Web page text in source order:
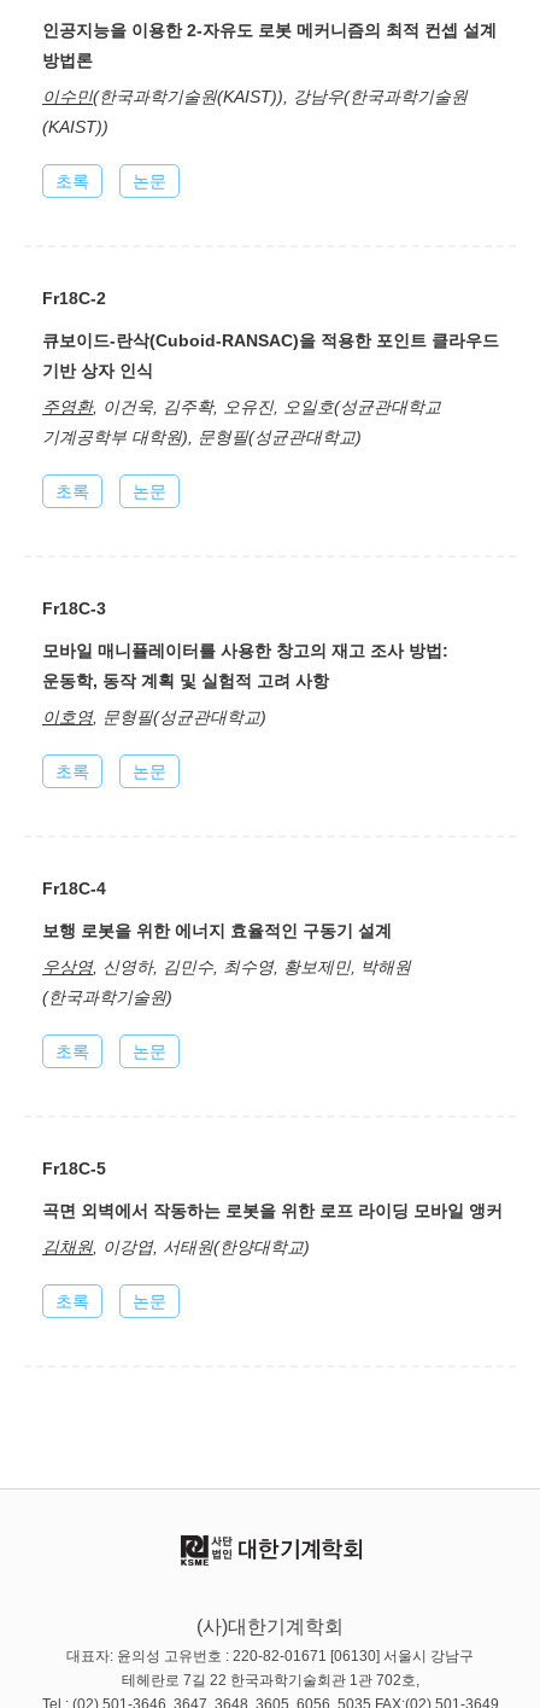
인공지능을 이용한 2-자유도 로봇 메커니즘의 최적 컨셉 설계
방법론
이수민(한국과학기술원(KAIST)), 강남우(한국과학기술원
(KAIST))
초록 논문
Fr18C-2
큐보이드-란삭(Cuboid-RANSAC)을 적용한 포인트 클라우드
기반 상자 인식
주영환, 이건욱, 김주확, 오유진, 오일호(성균관대학교
기계공학부 대학원), 문형필(성균관대학교)
초록 논문
Fr18C-3
모바일 매니퓰레이터를 사용한 창고의 재고 조사 방법:
운동학, 동작 계획 및 실험적 고려 사항
이호영, 문형필(성균관대학교)
초록 논문
Fr18C-4
보행 로봇을 위한 에너지 효율적인 구동기 설계
우상영, 신영하, 김민수, 최수영, 황보제민, 박해원
(한국과학기술원)
초록 논문
Fr18C-5
곡면 외벽에서 작동하는 로봇을 위한 로프 라이딩 모바일 앵커
김채원, 이강엽, 서태원(한양대학교)
초록 논문
(사)대한기계학회
대표자: 윤의성 고유번호 : 220-82-01671 [06130] 서울시 강남구
테헤란로 7길 22 한국과학기술회관 1관 702호,
Tel : (02) 501-3646, 3647, 3648, 3605, 6056, 5035 FAX:(02) 501-3649